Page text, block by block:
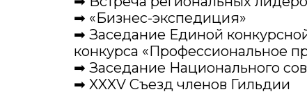
➡ «Бизнес-экспедиция»
➡ Заседание Единой
конкурса «Профессиональное
➡ Заседание Национального
➡ XXXV Съезд членов Гильдии